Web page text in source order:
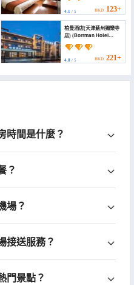
4.1/ 5 HKD 123+
柏曼酒店(天津薊州獨樂寺
店) (Borrman Hotel
(Dule Temple, Jizhou,
Tianjin))
4.8/ 5 HKD 221+
時間是什麼？
？
場？
接送服務？
門景點？